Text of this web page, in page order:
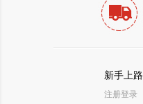
新手上路
注册登录